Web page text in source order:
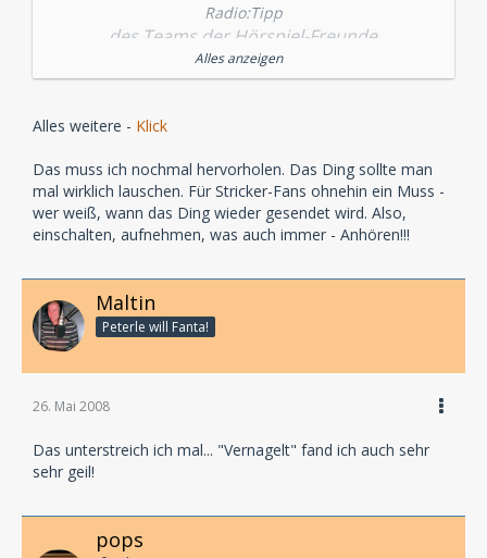
Radio:Tipp
des Teams der Hörspiel-Freunde
Im "Radio:Tipp" empfiehlt das Team der Hörspiel-
Die Empfehlung für den
26.05.2008:
Stream
Alles anzeigen
Alles weitere - Klick
Das muss ich nochmal hervorholen. Das Ding sollte man
mal wirklich lauschen. Für Stricker-Fans ohnehin ein Muss -
wer weiß, wann das Ding wieder gesendet wird. Also,
einschalten, aufnehmen, was auch immer - Anhören!!!
Maltin
Peterle will Fanta!
26. Mai 2008
Das unterstreich ich mal... "Vernagelt" fand ich auch sehr
sehr geil!
pops